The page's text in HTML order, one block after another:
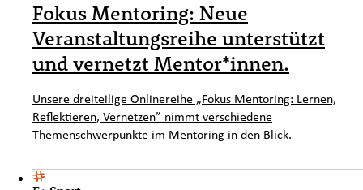
Fokus Mentoring: Neue
Veranstaltungsreihe unterstützt
und vernetzt Mentor*innen.
Unsere dreiteilige Onlinereihe „Fokus Mentoring: Lernen,
Reflektieren, Vernetzen” nimmt verschiedene
Themenschwerpunkte im Mentoring in den Blick.